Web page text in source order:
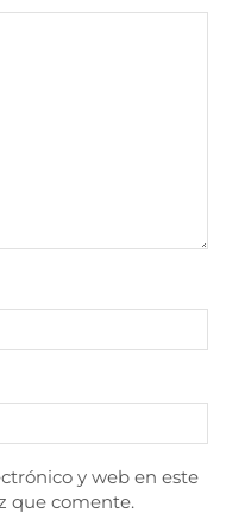
y web en este
que comente.